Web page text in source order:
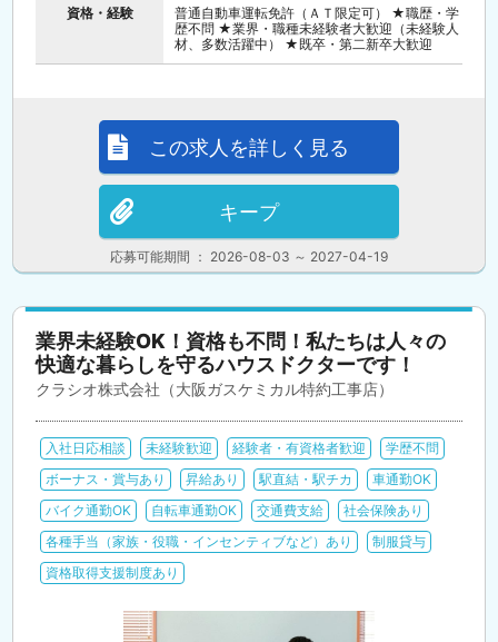
資格・経験
普通自動車運転免許（ＡＴ限定可） ★職歴・学
歴不問 ★業界・職種未経験者大歓迎（未経験人
材、多数活躍中） ★既卒・第二新卒大歓迎
応募可能期間 ： 2026-08-03 ～ 2027-04-19
この求人を詳しく見る
キープ
業界未経験OK！資格も不問！私たちは人々の
快適な暮らしを守るハウスドクターです！
クラシオ株式会社（大阪ガスケミカル特約工事店）
入社日応相談 未経験歓迎 経験者・有資格者歓迎
学歴不問
ボーナス・賞与あり
昇給あり 駅直結・駅チカ
車通勤OK
バイク通勤OK
自転車通勤OK 交通費支給
社会保険あり
各種手当（家族・役職・インセンティブなど）あり
制服貸与
資格取得支援制度あり